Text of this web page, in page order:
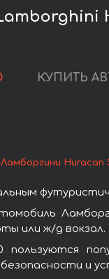
КУПИТЬ
Ламборгини Huracan
или ж/д вокзал.
пользуются
и